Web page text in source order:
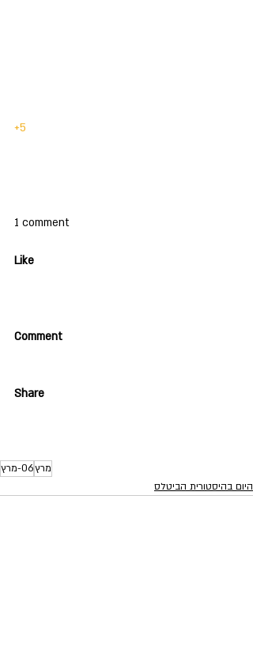
+5
1 comment
Like
Comment
Share
מרץ06-מרץ
היום בהיסטורית הביטלס